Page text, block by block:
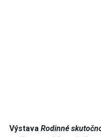
Výstava Rodinné